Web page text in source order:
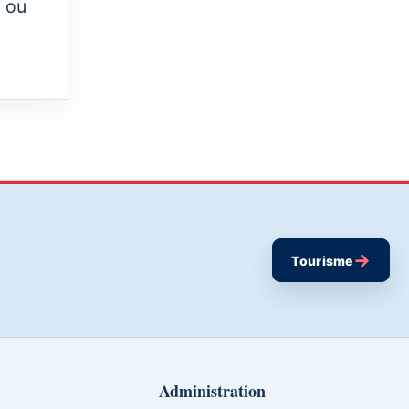
ou
Tourisme→
Administration